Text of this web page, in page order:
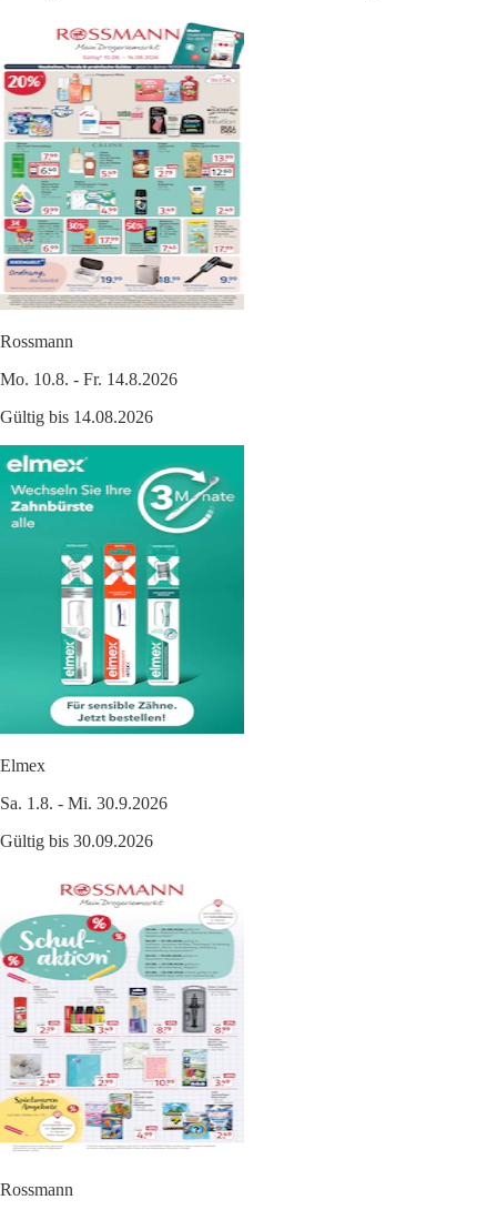
Rossmann
Mo. 10.8. - Fr. 14.8.2026
Gültig bis 14.08.2026
Elmex
Sa. 1.8. - Mi. 30.9.2026
Gültig bis 30.09.2026
Rossmann